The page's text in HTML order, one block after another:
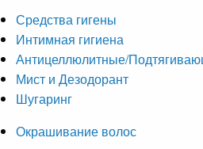
Средства гигены
Интимная гигиена
Антицеллюлитные/
Мист и Дезодорант
Шугаринг
Окрашивание волос